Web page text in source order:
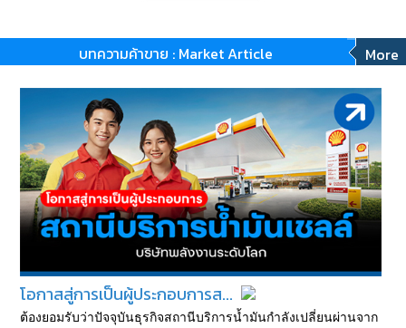
บทความค้าขาย : Market Article More
โอกาสสู่การเป็นผู้ประกอบการส...
ต้องยอมรับว่าปัจจุบันธุรกิจสถานีบริการน้ำมันกำลังเปลี่ยนผ่านจาก